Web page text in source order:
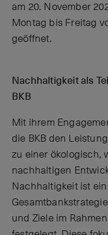
am 20. November
Montag bis Freitag
geöffnet.
Nachhaltigkeit als
BKB
Mit ihrem
die BKB den
zu einer ökologisch,
nachhaltigen
Nachhaltigkeit ist
und Ziele im